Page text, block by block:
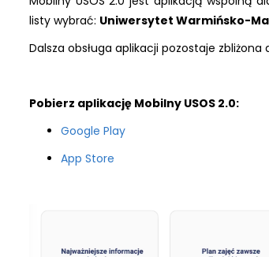
listy wybrać: Uniwersytet Warmińsko-
Dalsza obsługa aplikacji pozostaje zbliżona
Pobierz aplikację Mobilny USOS 2.0:
Google Play
App Store